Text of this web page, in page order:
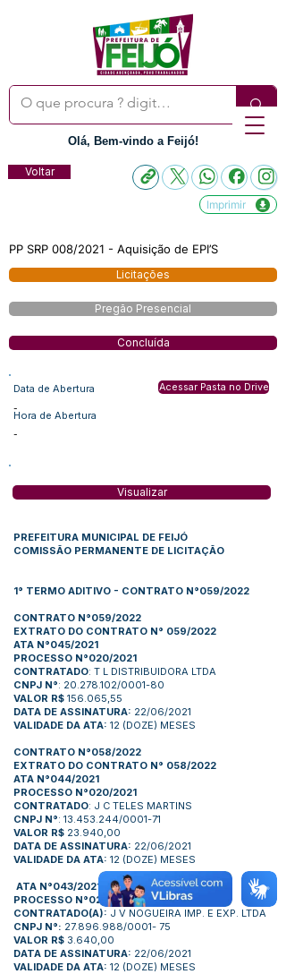
Olá, Bem-vindo a Feijó!
Voltar
Imprimir
PP SRP 008/2021 - Aquisição de EPI’S
Licitações
Pregão Presencial
Concluída
Data de Abertura
-
Hora de Abertura
-
Acessar Pasta no Drive
Visualizar
PREFEITURA MUNICIPAL DE FEIJÓ
COMISSÃO PERMANENTE DE LICITAÇÃO
1° TERMO ADITIVO - CONTRATO N°059/2022
CONTRATO N°059/2022
EXTRATO DO CONTRATO N° 059/2022
ATA N°045/2021
PROCESSO N°020/2021
CONTRATADO: T L DISTRIBUIDORA LTDA
CNPJ N°: 20.278.102/0001-80
VALOR R$ 156.065,55
DATA DE ASSINATURA: 22/06/2021
VALIDADE DA ATA: 12 (DOZE) MESES
CONTRATO N°058/2022
EXTRATO DO CONTRATO N° 058/2022
ATA N°044/2021
PROCESSO N°020/2021
CONTRATADO: J C TELES MARTINS
CNPJ N°: 13.453.244/0001-71
VALOR R$ 23.940,00
DATA DE ASSINATURA: 22/06/2021
VALIDADE DA ATA: 12 (DOZE) MESES
ATA N°043/2021
PROCESSO N°020/2021
CONTRATADO(A): J V NOGUEIRA IMP. E EXP. LTDA
CNPJ N°: 27.896.988/0001- 75
VALOR R$ 3.640,00
DATA DE ASSINATURA: 22/06/2021
VALIDADE DA ATA: 12 (DOZE) MESES